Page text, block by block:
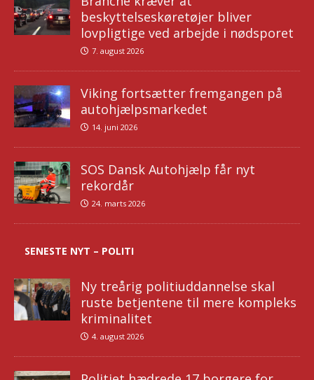
beskyttelseskøretøjer bliver
lovpligtige ved arbejde i nødsporet
7. august 2026
Viking fortsætter fremgangen på
autohjælpsmarkedet
14. juni 2026
SOS Dansk Autohjælp får nyt
rekordår
24. marts 2026
SENESTE NYT – POLITI
Ny treårig politiuddannelse skal
ruste betjentene til mere kompleks
kriminalitet
4. august 2026